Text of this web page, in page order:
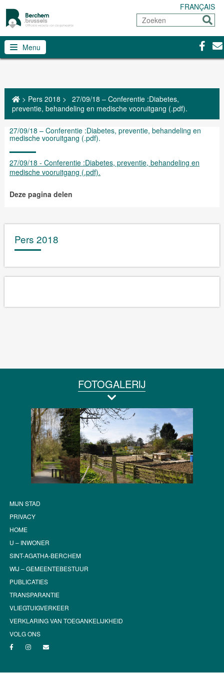
FRANÇAIS
Zoeken
Sturen
Menu
> Pers 2018 > 27/09/18 – Conferentie :Diabetes,
preventie, behandeling en medische vooruitgang (.pdf).
27/09/18 – Conferentie :Diabetes, preventie, behandeling en
medische vooruitgang (.pdf).
27/09/18 - Conferentie :Diabetes, preventie, behandeling en
medische vooruitgang (.pdf).
Deze pagina delen
Pers 2018
FOTOGALERIJ
MIJN STAD
PRIVACY
HOME
U – INWONER
SINT-AGATHA-BERCHEM
WIJ – GEMEENTEBESTUUR
PUBLICATIES
TRANSPARANTIE
VLIEGTUIGVERKEER
VERKLARING VAN TOEGANKELIJKHEID
VOLG ONS